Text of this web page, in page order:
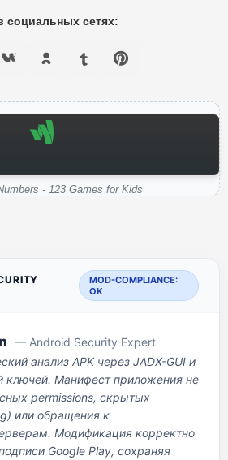
социальных сетях:
- 123 Games for Kids
MOD-COMPLIANCE:
OK
— Android Security Expert
анализ APK через JADX-GUI и
ключей. Манифест приложения не
permissions, скрытых
или обращения к
Модификация корректно
Google Play, сохраняя